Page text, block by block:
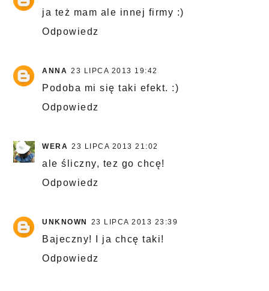
ja też mam ale innej firmy :)
Odpowiedz
ANNA 23 LIPCA 2013 19:42
Podoba mi się taki efekt. :)
Odpowiedz
WERA 23 LIPCA 2013 21:02
ale śliczny, tez go chcę!
Odpowiedz
UNKNOWN 23 LIPCA 2013 23:39
Bajeczny! I ja chcę taki!
Odpowiedz